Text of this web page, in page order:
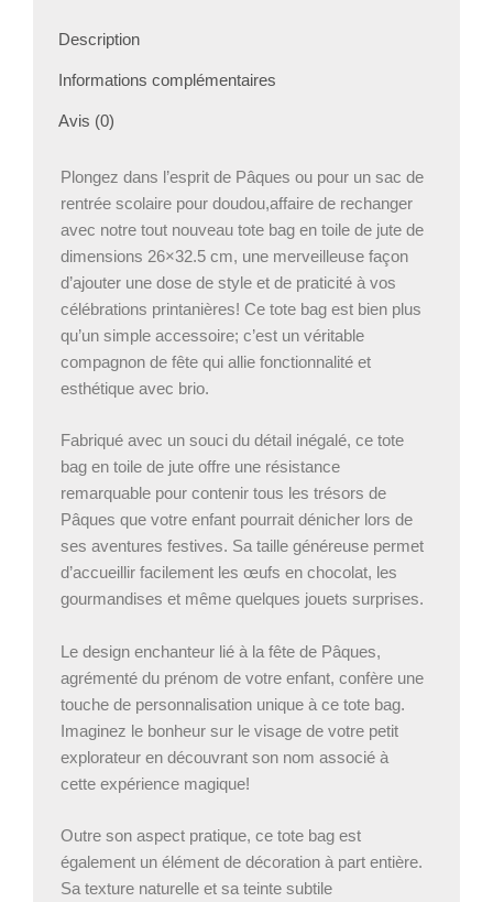
Description
Informations complémentaires
Avis (0)
Plongez dans l’esprit de Pâques ou pour un sac de
rentrée scolaire pour doudou,affaire de rechanger
avec notre tout nouveau tote bag en toile de jute de
dimensions 26×32.5 cm, une merveilleuse façon
d’ajouter une dose de style et de praticité à vos
célébrations printanières! Ce tote bag est bien plus
qu’un simple accessoire; c’est un véritable
compagnon de fête qui allie fonctionnalité et
esthétique avec brio.
Fabriqué avec un souci du détail inégalé, ce tote
bag en toile de jute offre une résistance
remarquable pour contenir tous les trésors de
Pâques que votre enfant pourrait dénicher lors de
ses aventures festives. Sa taille généreuse permet
d’accueillir facilement les œufs en chocolat, les
gourmandises et même quelques jouets surprises.
Le design enchanteur lié à la fête de Pâques,
agrémenté du prénom de votre enfant, confère une
touche de personnalisation unique à ce tote bag.
Imaginez le bonheur sur le visage de votre petit
explorateur en découvrant son nom associé à
cette expérience magique!
Outre son aspect pratique, ce tote bag est
également un élément de décoration à part entière.
Sa texture naturelle et sa teinte subtile